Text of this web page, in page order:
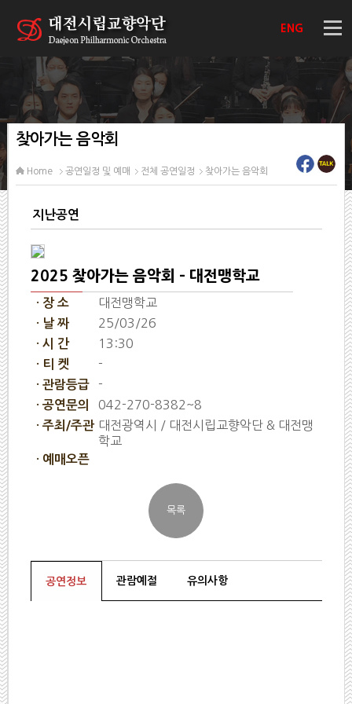
ENG
찾아가는 음악회
Home 공연일정 및 예매 전체 공연일정 찾아가는 음악회
지난공연
2025 찾아가는 음악회 - 대전맹학교
· 장 소 대전맹학교
· 날 짜 25/03/26
· 시 간 13:30
· 티 켓 -
· 관람등급 -
· 공연문의 042-270-8382~8
· 주최/주관 대전광역시 / 대전시립교향악단 & 대전맹
학교
· 예매오픈
공연정보 관람예절 유의사항